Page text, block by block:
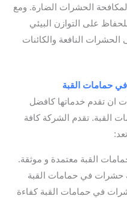
الحشرات الضارة. ومع
على التوازن البيئي
الحشرات النافعة والكائنات
ان تقدم خدماتها كافضل
القبة. تقدم الشركة كافة
القبة معتمدة و موثقة.
في حمامات القبة
في حمامات القبة كفاءة